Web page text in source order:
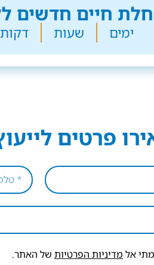
חיים חדשים
ימים שעות דקות
פרטים
אל מדיניות הפרטיות של האתר.